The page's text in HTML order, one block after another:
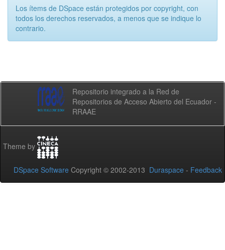
Los ítems de DSpace están protegidos por copyright, con
todos los derechos reservados, a menos que se indique lo
contrario.
Repositorio integrado a la Red de
Repositorios de Acceso Abierto del Ecuador -
RRAAE
Theme by
DSpace Software Copyright © 2002-2013 Duraspace - Feedback